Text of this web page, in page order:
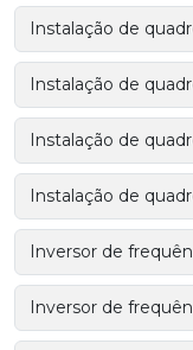
Instalação de
Instalação de
Instalação de
Instalação de
Inversor de
Inversor de